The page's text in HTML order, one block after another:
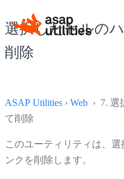
選択したセルの
削除
ASAP Utilities › Web › 7. 選
て削除
このユーティリティは、
ンクを削除します。